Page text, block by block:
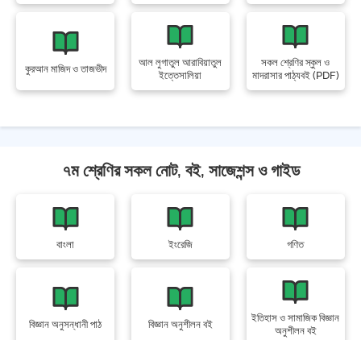
কুরআন মাজিদ ও তাজভীদ
আল লুগাতুল আরাবিয়াতুল
ইত্তেসালিয়া
সকল শ্রেণির স্কুল ও
মাদরাসার পাঠ্যবই (PDF)
৭ম শ্রেণির সকল নোট, বই, সাজেশন্স ও গাইড
বাংলা ইংরেজি গণিত
বিজ্ঞান অনুসন্ধানী পাঠ বিজ্ঞান অনুশীলন বই
ইতিহাস ও সামাজিক বিজ্ঞান
অনুশীলন বই